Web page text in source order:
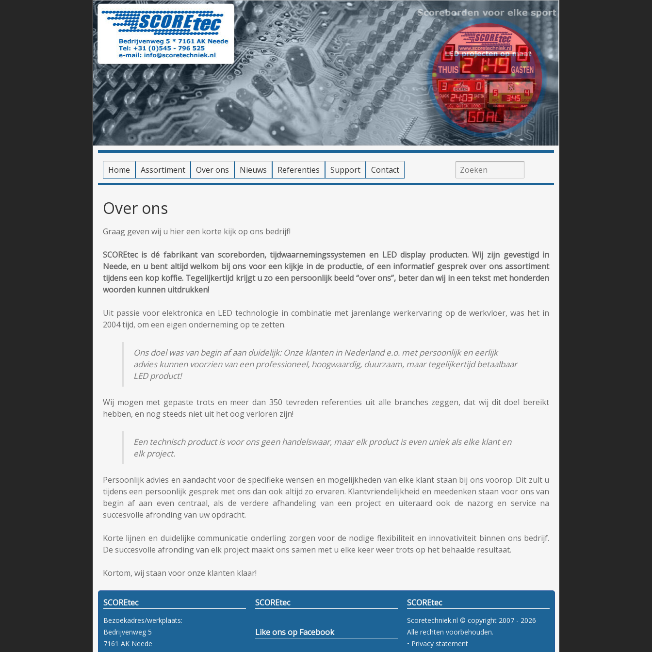
Home Assortiment Over ons Nieuws Referenties Support Contact
Over ons
Graag geven wij u hier een korte kijk op ons bedrijf!
SCOREtec is dé fabrikant van scoreborden, tijdwaarnemingssystemen en LED display producten. Wij zijn gevestigd in
Neede, en u bent altijd welkom bij ons voor een kijkje in de productie, of een informatief gesprek over ons assortiment
tijdens een kop koffie. Tegelijkertijd krijgt u zo een persoonlijk beeld “over ons”, beter dan wij in een tekst met honderden
woorden kunnen uitdrukken!
Uit passie voor elektronica en LED technologie in combinatie met jarenlange werkervaring op de werkvloer, was het in
2004 tijd, om een eigen onderneming op te zetten.
Ons doel was van begin af aan duidelijk: Onze klanten in Nederland e.o. met persoonlijk en eerlijk
advies kunnen voorzien van een professioneel, hoogwaardig, duurzaam, maar tegelijkertijd betaalbaar
LED product!
Wij mogen met gepaste trots en meer dan 350 tevreden referenties uit alle branches zeggen, dat wij dit doel bereikt
hebben, en nog steeds niet uit het oog verloren zijn!
Een technisch product is voor ons geen handelswaar, maar elk product is even uniek als elke klant en
elk project.
Persoonlijk advies en aandacht voor de specifieke wensen en mogelijkheden van elke klant staan bij ons voorop. Dit zult u
tijdens een persoonlijk gesprek met ons dan ook altijd zo ervaren. Klantvriendelijkheid en meedenken staan voor ons van
begin af aan even centraal, als de verdere afhandeling van een project en uiteraard ook de nazorg en service na
succesvolle afronding van uw opdracht.
Korte lijnen en duidelijke communicatie onderling zorgen voor de nodige flexibiliteit en innovativiteit binnen ons bedrijf.
De succesvolle afronding van elk project maakt ons samen met u elke keer weer trots op het behaalde resultaat.
Kortom, wij staan voor onze klanten klaar!
SCOREtec
Bezoekadres/werkplaats:
Bedrijvenweg 5
7161 AK Neede
SCOREtec
Like ons op Facebook
SCOREtec
Scoretechniek.nl © copyright 2007 - 2026
Alle rechten voorbehouden.
• Privacy statement